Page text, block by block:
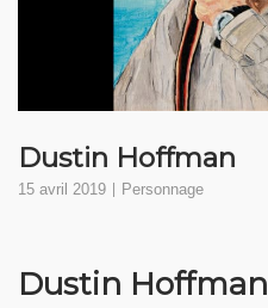
Dustin Hoffman
15 avril 2019 Personnage
Dustin Hoffman